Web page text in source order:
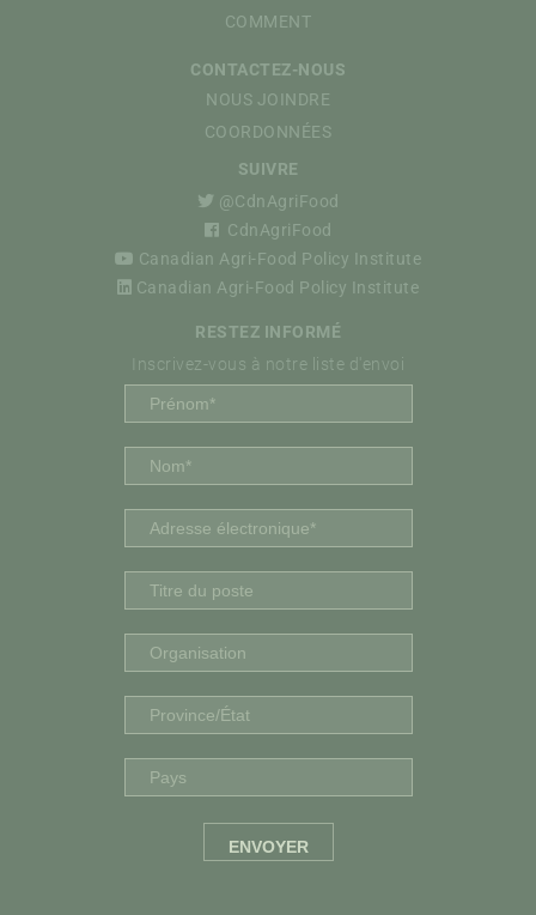
COMMENT
CONTACTEZ-NOUS
NOUS JOINDRE
COORDONNÉES
SUIVRE
@CdnAgriFood
CdnAgriFood
Canadian Agri-Food Policy Institute
Canadian Agri-Food Policy Institute
RESTEZ INFORMÉ
Inscrivez-vous à notre liste d'envoi